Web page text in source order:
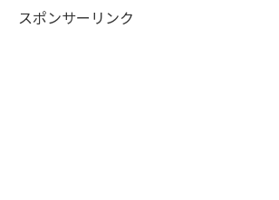
スポンサーリンク